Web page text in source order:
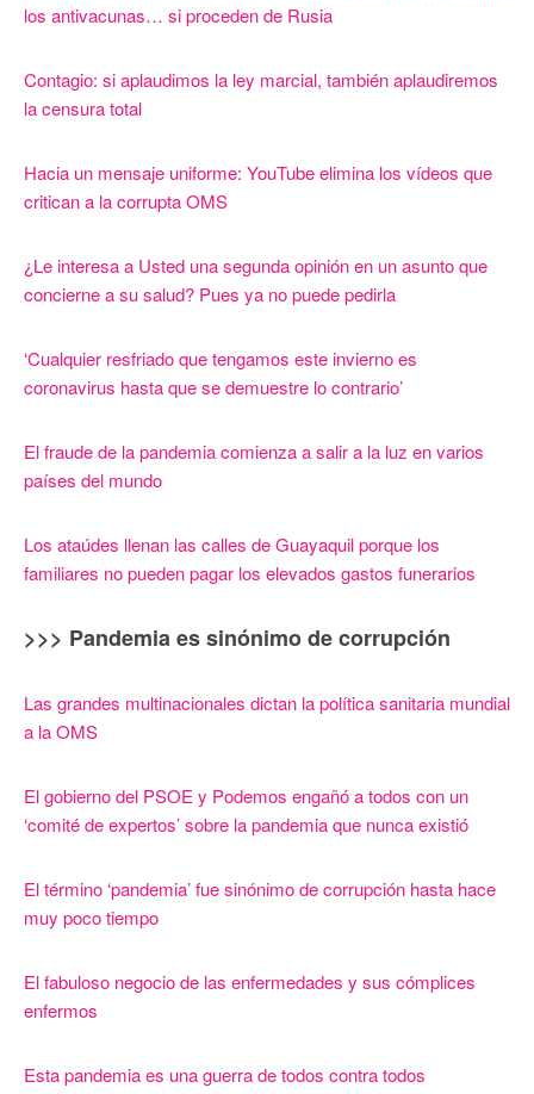
los antivacunas… si proceden de Rusia
Contagio: si aplaudimos la ley marcial, también aplaudiremos
la censura total
Hacia un mensaje uniforme: YouTube elimina los vídeos que
critican a la corrupta OMS
¿Le interesa a Usted una segunda opinión en un asunto que
concierne a su salud? Pues ya no puede pedirla
‘Cualquier resfriado que tengamos este invierno es
coronavirus hasta que se demuestre lo contrario’
El fraude de la pandemia comienza a salir a la luz en varios
países del mundo
Los ataúdes llenan las calles de Guayaquil porque los
familiares no pueden pagar los elevados gastos funerarios
>>> Pandemia es sinónimo de corrupción
Las grandes multinacionales dictan la política sanitaria mundial
a la OMS
El gobierno del PSOE y Podemos engañó a todos con un
‘comité de expertos’ sobre la pandemia que nunca existió
El término ‘pandemia’ fue sinónimo de corrupción hasta hace
muy poco tiempo
El fabuloso negocio de las enfermedades y sus cómplices
enfermos
Esta pandemia es una guerra de todos contra todos